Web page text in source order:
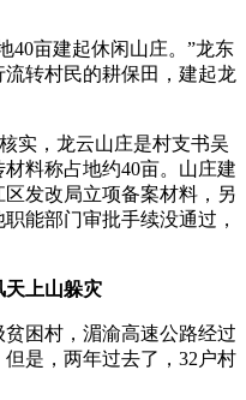
40亩建起休闲山庄。”龙东
转村民的耕保田，建起龙
实，龙云山庄是村支书吴
料称占地约40亩。山庄建
发改局立项备案材料，另
能部门审批手续没通过，
天上山躲灾
困村，湄渝高速公路经过
是，两年过去了，32户村